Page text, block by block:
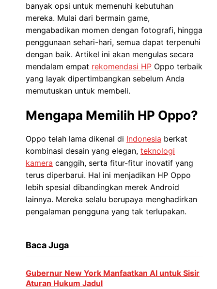
banyak opsi untuk memenuhi kebutuhan
mereka. Mulai dari bermain game,
mengabadikan momen dengan fotografi, hingga
penggunaan sehari-hari, semua dapat terpenuhi
dengan baik. Artikel ini akan mengulas secara
mendalam empat rekomendasi HP Oppo terbaik
yang layak dipertimbangkan sebelum Anda
memutuskan untuk membeli.
Mengapa Memilih HP Oppo?
Oppo telah lama dikenal di Indonesia berkat
kombinasi desain yang elegan, teknologi
kamera canggih, serta fitur-fitur inovatif yang
terus diperbarui. Hal ini menjadikan HP Oppo
lebih spesial dibandingkan merek Android
lainnya. Mereka selalu berupaya menghadirkan
pengalaman pengguna yang tak terlupakan.
Baca Juga
Gubernur New York Manfaatkan AI untuk Sisir
Aturan Hukum Jadul